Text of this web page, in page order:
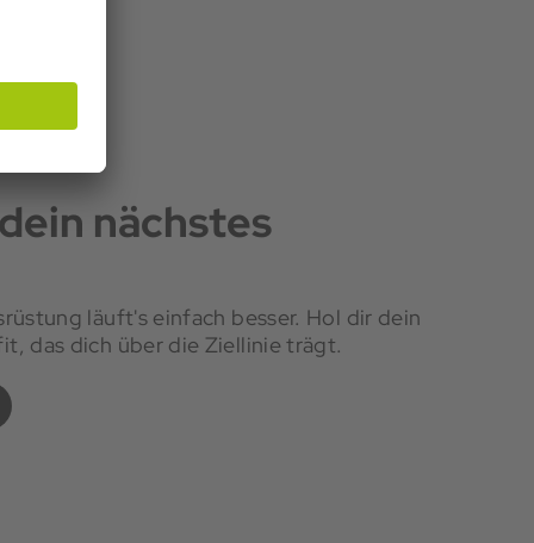
nächstes
läuft's einfach besser. Hol dir dein
das dich über die Ziellinie trägt.